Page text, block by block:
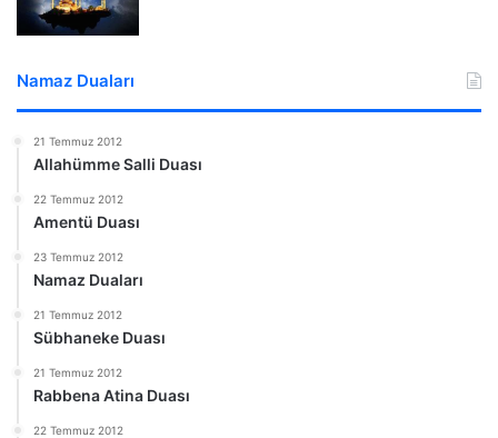
Namaz Duaları
21 Temmuz 2012
Allahümme Salli Duası
22 Temmuz 2012
Amentü Duası
23 Temmuz 2012
Namaz Duaları
21 Temmuz 2012
Sübhaneke Duası
21 Temmuz 2012
Rabbena Atina Duası
22 Temmuz 2012